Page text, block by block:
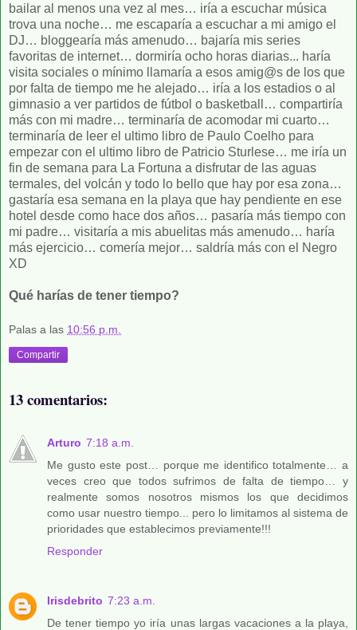
bailar al menos una vez al mes… iría a escuchar música
trova una noche… me escaparía a escuchar a mi amigo el
DJ… bloggearía más amenudo… bajaría mis series
favoritas de internet… dormiría ocho horas diarias... haría
visita sociales o mínimo llamaría a esos amig@s de los que
por falta de tiempo me he alejado… iría a los estadios o al
gimnasio a ver partidos de fútbol o basketball… compartiría
más con mi madre… terminaría de acomodar mi cuarto…
terminaría de leer el ultimo libro de Paulo Coelho para
empezar con el ultimo libro de Patricio Sturlese… me iría un
fin de semana para La Fortuna a disfrutar de las aguas
termales, del volcán y todo lo bello que hay por esa zona…
gastaría esa semana en la playa que hay pendiente en ese
hotel desde como hace dos años… pasaría más tiempo con
mi padre… visitaría a mis abuelitas más amenudo… haría
más ejercicio… comería mejor… saldría más con el Negro
XD
Qué harías de tener tiempo?
Palas a las 10:56 p.m.
Compartir
13 comentarios:
Arturo 7:18 a.m.
Me gusto este post… porque me identifico totalmente… a
veces creo que todos sufrimos de falta de tiempo… y
realmente somos nosotros mismos los que decidimos
como usar nuestro tiempo... pero lo limitamos al sistema de
prioridades que establecimos previamente!!!
Responder
Irisdebrito 7:23 a.m.
De tener tiempo yo iría unas largas vacaciones a la playa,